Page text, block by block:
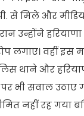
से मिले और
उन्होंने
लगाए। वहीं इस
थाने और
भी सवाल उठाए
नहीं रह गया